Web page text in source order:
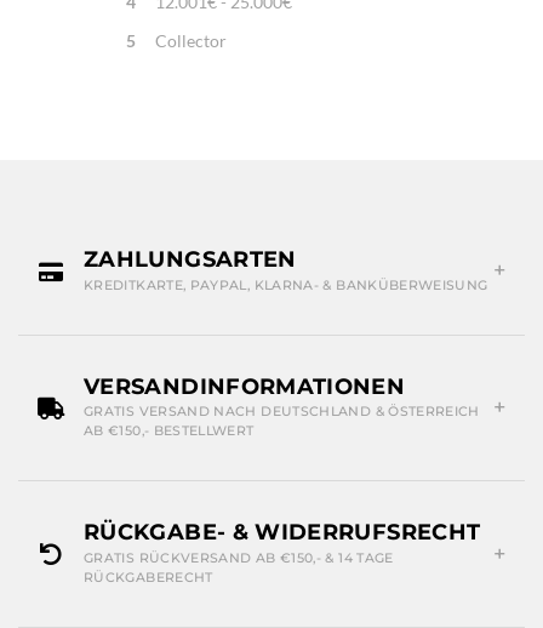
5
Collector
ZAHLUNGSARTEN
KREDITKARTE, PAYPAL, KLARNA- & BANKÜBERWEISUNG
VERSANDINFORMATIONEN
GRATIS VERSAND NACH DEUTSCHLAND & ÖSTERREICH
AB €150,- BESTELLWERT
RÜCKGABE- & WIDERRUFSRECHT
GRATIS RÜCKVERSAND AB €150,- & 14 TAGE
RÜCKGABERECHT